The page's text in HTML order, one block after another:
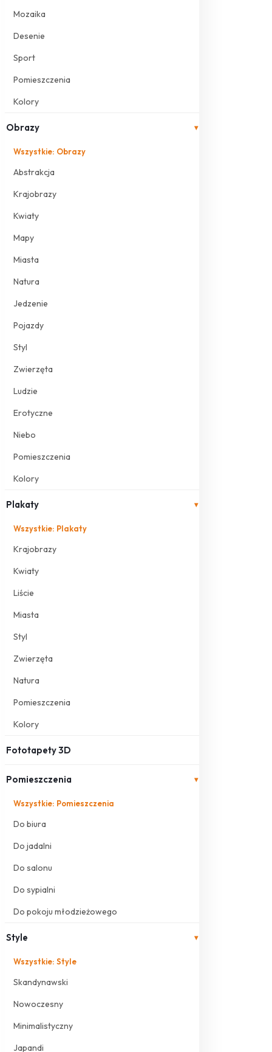
Mozaika
Desenie
Sport
Pomieszczenia
Kolory
Obrazy ▾
Wszystkie: Obrazy
Abstrakcja
Krajobrazy
Kwiaty
Mapy
Miasta
Natura
Jedzenie
Pojazdy
Styl
Zwierzęta
Ludzie
Erotyczne
Niebo
Pomieszczenia
Kolory
Plakaty ▾
Wszystkie: Plakaty
Krajobrazy
Kwiaty
Liście
Miasta
Styl
Zwierzęta
Natura
Pomieszczenia
Kolory
Fototapety 3D
Pomieszczenia ▾
Wszystkie: Pomieszczenia
Do biura
Do jadalni
Do salonu
Do sypialni
Do pokoju młodzieżowego
Style ▾
Wszystkie: Style
Skandynawski
Nowoczesny
Minimalistyczny
Japandi